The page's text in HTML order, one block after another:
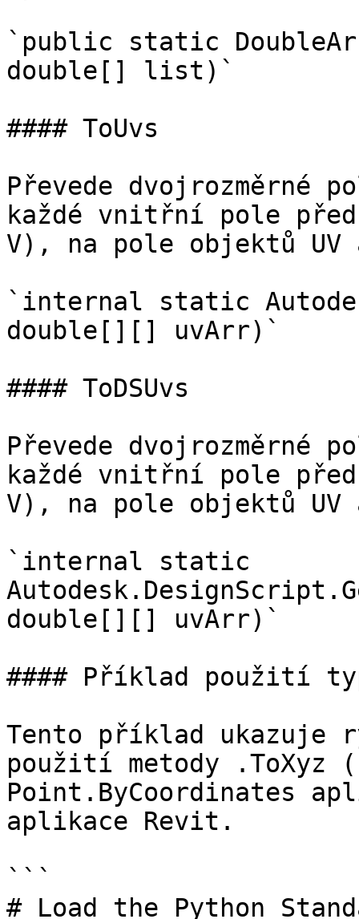
`public static
double[] list)`
#### ToUvs
Převede
každé vnitřní pole
V), na pole objektů
`internal static
double[][] uvArr)`
#### ToDSUvs
Převede
každé vnitřní pole
V), na pole objektů UV
`internal static
double[][] uvArr)`
#### Příklad použití
Tento příklad ukazuje
použití metody .ToXyz
Point.ByCoordinates
aplikace Revit.
```
# Load the Python